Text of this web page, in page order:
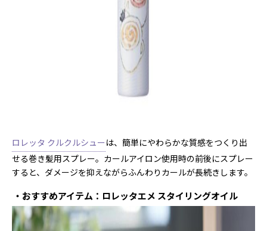
ロレッタ クルクルシュー は、簡単にやわらかな質感をつくり出
せる巻き髪用スプレー。カールアイロン使用時の前後にスプレー
すると、ダメージを抑えながらふんわりカールが長続きします。
おすすめアイテム：ロレッタエメ スタイリングオイル